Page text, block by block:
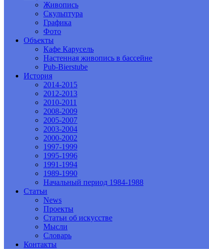
Живопись
Скульптура
Графика
Фото
Объекты
Кафе Карусель
Настенная живопись в бассейне
Pub-Bierstube
История
2014-2015
2012-2013
2010-2011
2008-2009
2005-2007
2003-2004
2000-2002
1997-1999
1995-1996
1991-1994
1989-1990
Начальный период 1984-1988
Статьи
News
Проекты
Статьи об искусстве
Мысли
Словарь
Контакты